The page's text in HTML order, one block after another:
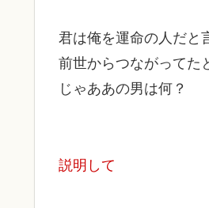
君は俺を運命の人だと
前世からつながってた
じゃああの男は何？
説明して